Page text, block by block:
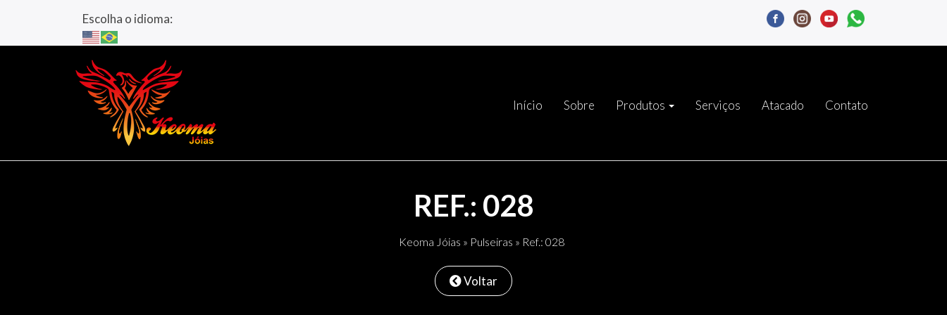
Escolha o idioma:
Início Sobre Produtos Serviços Atacado Contato
REF.: 028
Keoma Jóias » Pulseiras » Ref.: 028
Voltar